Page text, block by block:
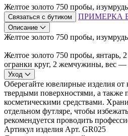
Желтое золото 750 пробы,
Связаться с бутиком ПРИМЕРКА
Описание
Желтое золото 750 пробы,
Желтое золото 750 пробы, янтарь,
огранки круг, 2 жемчужины, вес —
Уход
Оберегайте ювелирные изделия от
твердыми поверхностями, а
косметическими средствами.
отдельном футляре, чтобы
рекомендуется проводить
Артикул изделия Арт. GR025